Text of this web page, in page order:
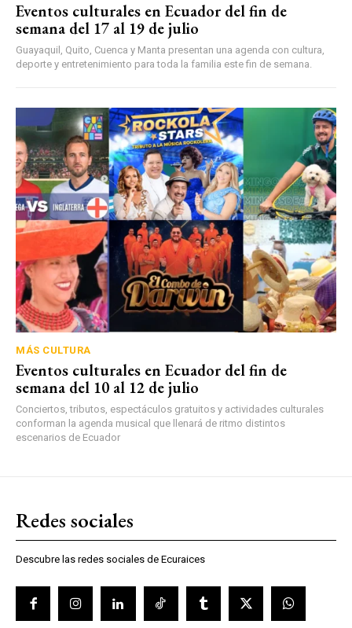
Eventos culturales en Ecuador del fin de
semana del 17 al 19 de julio
Guayaquil, Quito, Cuenca y Manta presentan una agenda con cultura,
deporte y entretenimiento para toda la familia este fin de semana.
MÁS CULTURA
Eventos culturales en Ecuador del fin de
semana del 10 al 12 de julio
Conciertos, tributos, espectáculos gratuitos y actividades culturales
conforman la agenda musical que llenará de ritmo distintos
escenarios de Ecuador
Redes sociales
Descubre las redes sociales de Ecuraices